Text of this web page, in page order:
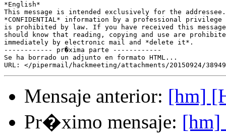
*English*
This message is intended exclusively for the
*CONFIDENTIAL* information by a professional
is prohibited by law. If you have received this
should know that reading, copying and use are
immediately by electronic mail and *delete it*.
------------ pr�xima parte ------------
Se ha borrado un adjunto en formato HTML...
Mensaje anterior: [hm]
Pr�ximo mensaje: [hm]